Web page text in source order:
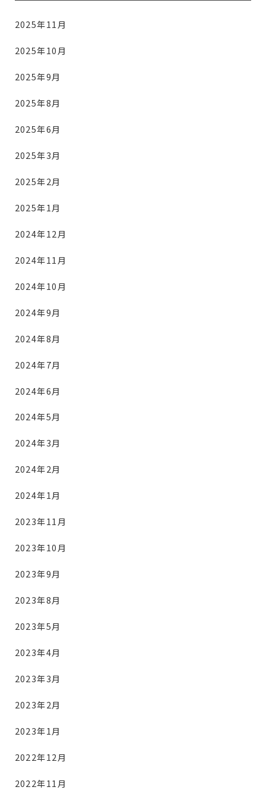
2025年11月
2025年10月
2025年9月
2025年8月
2025年6月
2025年3月
2025年2月
2025年1月
2024年12月
2024年11月
2024年10月
2024年9月
2024年8月
2024年7月
2024年6月
2024年5月
2024年3月
2024年2月
2024年1月
2023年11月
2023年10月
2023年9月
2023年8月
2023年5月
2023年4月
2023年3月
2023年2月
2023年1月
2022年12月
2022年11月